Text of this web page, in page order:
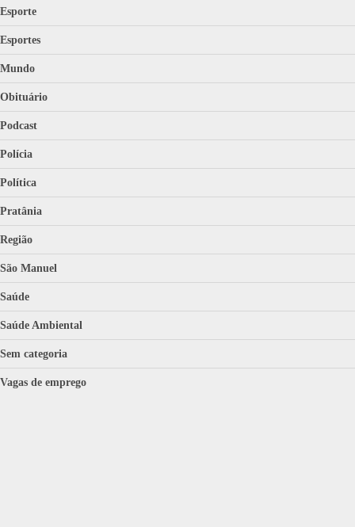
Esporte
Esportes
Mundo
Obituário
Podcast
Polícia
Política
Pratânia
Região
São Manuel
Saúde
Saúde Ambiental
Sem categoria
Vagas de emprego